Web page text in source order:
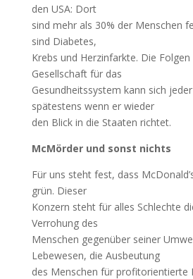
den USA: Dort
sind mehr als 30% der Menschen
sind Diabetes,
Krebs und Herzinfarkte. Die
Gesellschaft für das
Gesundheitssystem kann sich
spätestens wenn er wieder
den Blick in die Staaten richtet.
McMörder und sonst nichts
Für uns steht fest, dass
grün. Dieser
Konzern steht für alles Schlechte
Verrohung des
Menschen gegenüber seiner
Lebewesen, die Ausbeutung
des Menschen für profitorientierte